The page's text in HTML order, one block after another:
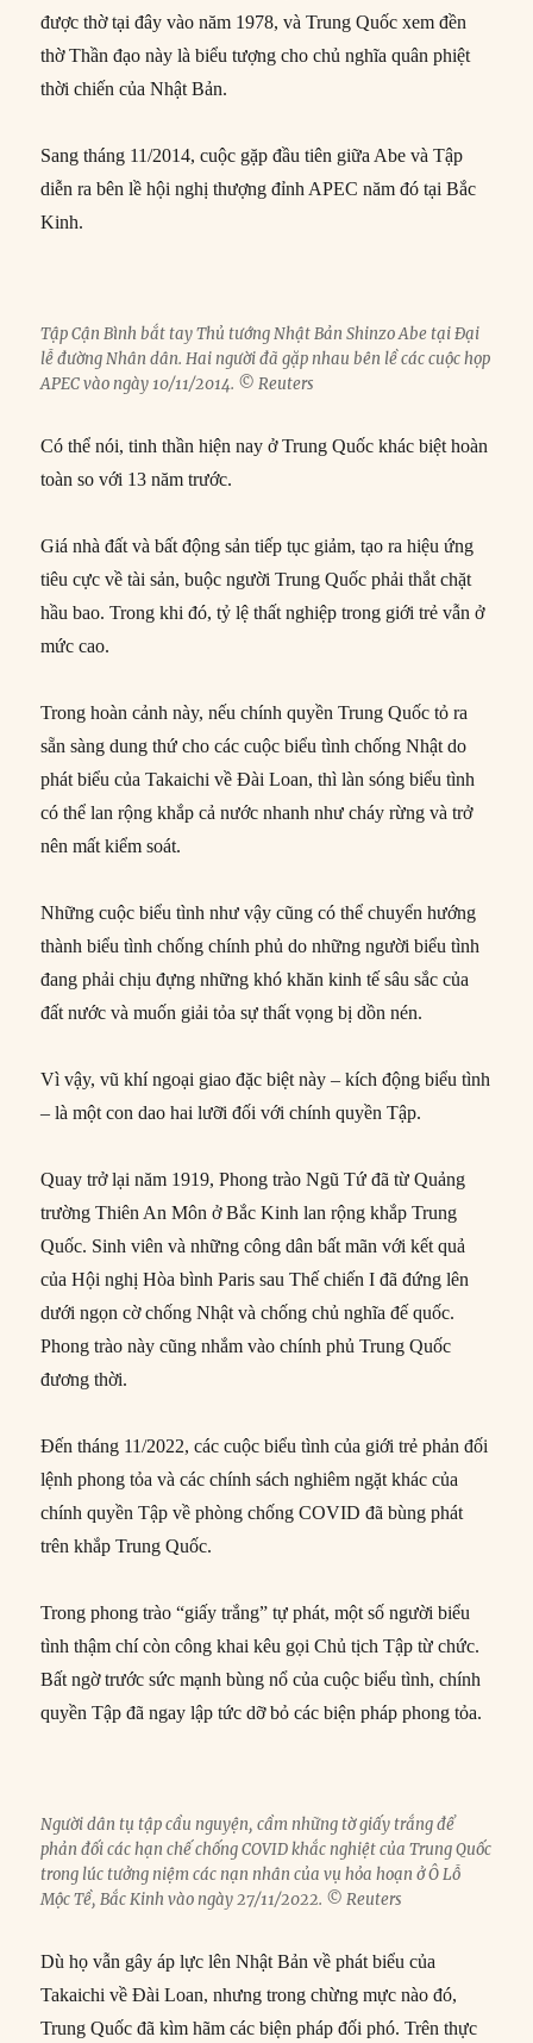
được thờ tại đây vào năm 1978, và Trung Quốc xem đền
thờ Thần đạo này là biểu tượng cho chủ nghĩa quân phiệt
thời chiến của Nhật Bản.
Sang tháng 11/2014, cuộc gặp đầu tiên giữa Abe và Tập
diễn ra bên lề hội nghị thượng đỉnh APEC năm đó tại Bắc
Kinh.
Tập Cận Bình bắt tay Thủ tướng Nhật Bản Shinzo Abe tại Đại
lễ đường Nhân dân. Hai người đã gặp nhau bên lề các cuộc họp
APEC vào ngày 10/11/2014. © Reuters
Có thể nói, tinh thần hiện nay ở Trung Quốc khác biệt hoàn
toàn so với 13 năm trước.
Giá nhà đất và bất động sản tiếp tục giảm, tạo ra hiệu ứng
tiêu cực về tài sản, buộc người Trung Quốc phải thắt chặt
hầu bao. Trong khi đó, tỷ lệ thất nghiệp trong giới trẻ vẫn ở
mức cao.
Trong hoàn cảnh này, nếu chính quyền Trung Quốc tỏ ra
sẵn sàng dung thứ cho các cuộc biểu tình chống Nhật do
phát biểu của Takaichi về Đài Loan, thì làn sóng biểu tình
có thể lan rộng khắp cả nước nhanh như cháy rừng và trở
nên mất kiểm soát.
Những cuộc biểu tình như vậy cũng có thể chuyển hướng
thành biểu tình chống chính phủ do những người biểu tình
đang phải chịu đựng những khó khăn kinh tế sâu sắc của
đất nước và muốn giải tỏa sự thất vọng bị dồn nén.
Vì vậy, vũ khí ngoại giao đặc biệt này – kích động biểu tình
– là một con dao hai lưỡi đối với chính quyền Tập.
Quay trở lại năm 1919, Phong trào Ngũ Tứ đã từ Quảng
trường Thiên An Môn ở Bắc Kinh lan rộng khắp Trung
Quốc. Sinh viên và những công dân bất mãn với kết quả
của Hội nghị Hòa bình Paris sau Thế chiến I đã đứng lên
dưới ngọn cờ chống Nhật và chống chủ nghĩa đế quốc.
Phong trào này cũng nhắm vào chính phủ Trung Quốc
đương thời.
Đến tháng 11/2022, các cuộc biểu tình của giới trẻ phản đối
lệnh phong tỏa và các chính sách nghiêm ngặt khác của
chính quyền Tập về phòng chống COVID đã bùng phát
trên khắp Trung Quốc.
Trong phong trào “giấy trắng” tự phát, một số người biểu
tình thậm chí còn công khai kêu gọi Chủ tịch Tập từ chức.
Bất ngờ trước sức mạnh bùng nổ của cuộc biểu tình, chính
quyền Tập đã ngay lập tức dỡ bỏ các biện pháp phong tỏa.
Người dân tụ tập cầu nguyện, cầm những tờ giấy trắng để
phản đối các hạn chế chống COVID khắc nghiệt của Trung Quốc
trong lúc tưởng niệm các nạn nhân của vụ hỏa hoạn ở Ô Lỗ
Mộc Tề, Bắc Kinh vào ngày 27/11/2022. © Reuters
Dù họ vẫn gây áp lực lên Nhật Bản về phát biểu của
Takaichi về Đài Loan, nhưng trong chừng mực nào đó,
Trung Quốc đã kìm hãm các biện pháp đối phó. Trên thực